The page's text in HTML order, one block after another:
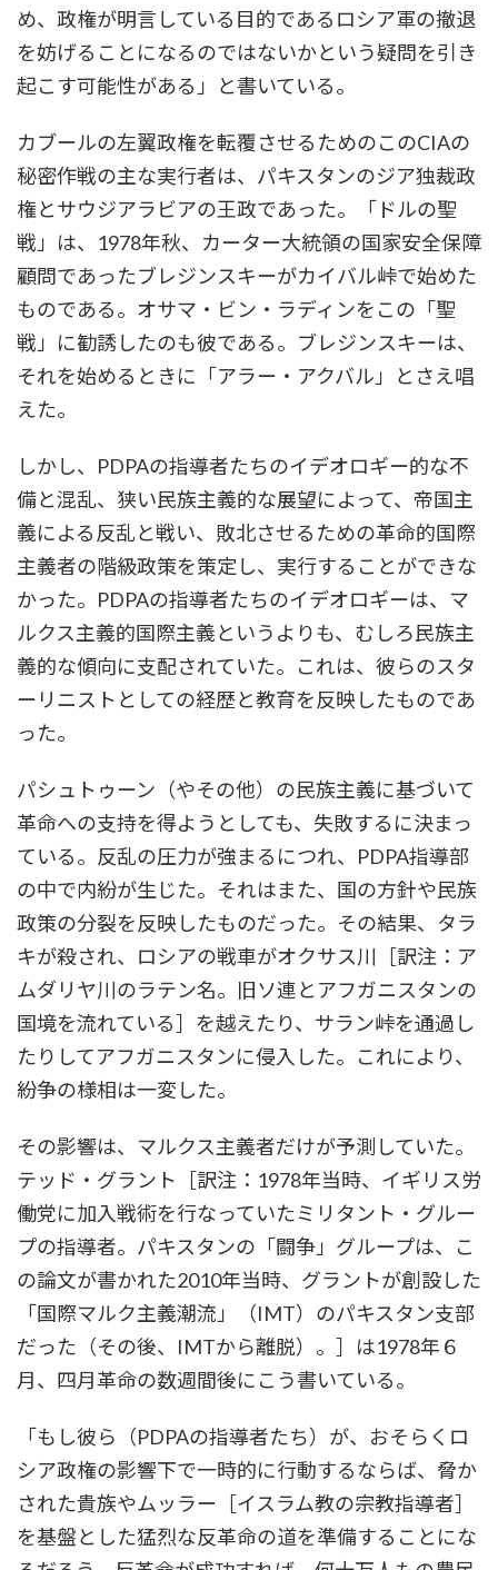
め、政権が明言している目的であるロシア軍の撤退
を妨げることになるのではないかという疑問を引き
起こす可能性がある」と書いている。
カブールの左翼政権を転覆させるためのこのCIAの
秘密作戦の主な実行者は、パキスタンのジア独裁政
権とサウジアラビアの王政であった。「ドルの聖
戦」は、1978年秋、カーター大統領の国家安全保障
顧問であったブレジンスキーがカイバル峠で始めた
ものである。オサマ・ビン・ラディンをこの「聖
戦」に勧誘したのも彼である。ブレジンスキーは、
それを始めるときに「アラー・アクバル」とさえ唱
えた。
しかし、PDPAの指導者たちのイデオロギー的な不
備と混乱、狭い民族主義的な展望によって、帝国主
義による反乱と戦い、敗北させるための革命的国際
主義者の階級政策を策定し、実行することができな
かった。PDPAの指導者たちのイデオロギーは、マ
ルクス主義的国際主義というよりも、むしろ民族主
義的な傾向に支配されていた。これは、彼らのスタ
ーリニストとしての経歴と教育を反映したものであ
った。
パシュトゥーン（やその他）の民族主義に基づいて
革命への支持を得ようとしても、失敗するに決まっ
ている。反乱の圧力が強まるにつれ、PDPA指導部
の中で内紛が生じた。それはまた、国の方針や民族
政策の分裂を反映したものだった。その結果、タラ
キが殺され、ロシアの戦車がオクサス川［訳注：ア
ムダリヤ川のラテン名。旧ソ連とアフガニスタンの
国境を流れている］を越えたり、サラン峠を通過し
たりしてアフガニスタンに侵入した。これにより、
紛争の様相は一変した。
その影響は、マルクス主義者だけが予測していた。
テッド・グラント［訳注：1978年当時、イギリス労
働党に加入戦術を行なっていたミリタント・グルー
プの指導者。パキスタンの「闘争」グループは、こ
の論文が書かれた2010年当時、グラントが創設した
「国際マルク主義潮流」（IMT）のパキスタン支部
だった（その後、IMTから離脱）。］は1978年６
月、四月革命の数週間後にこう書いている。
「もし彼ら（PDPAの指導者たち）が、おそらくロ
シア政権の影響下で一時的に行動するならば、脅か
された貴族やムッラー［イスラム教の宗教指導者］
を基盤とした猛烈な反革命の道を準備することにな